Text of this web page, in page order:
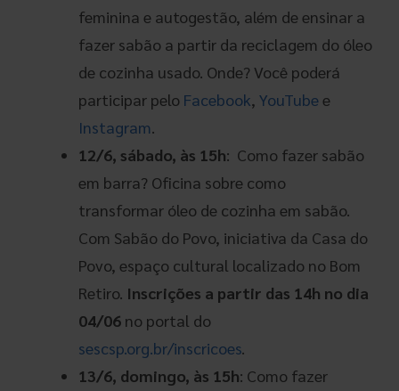
feminina e autogestão, além de ensinar a
fazer sabão a partir da reciclagem do óleo
de cozinha usado. Onde? Você poderá
participar pelo Facebook, YouTube e
Instagram.
12/6, sábado, às 15h: Como fazer sabão
em barra? Oficina sobre como
transformar óleo de cozinha em sabão.
Com Sabão do Povo, iniciativa da Casa do
Povo, espaço cultural localizado no Bom
Retiro. Inscrições a partir das 14h no dia
04/06 no portal do
sescsp.org.br/inscricoes.
13/6, domingo, às 15h: Como fazer